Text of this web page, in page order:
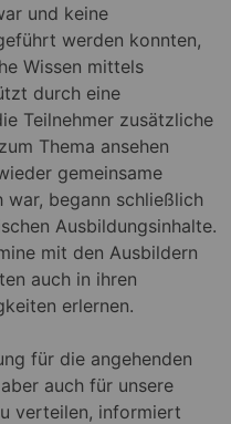
und keine
werden konnten,
Wissen mittels
durch eine
Teilnehmer zusätzliche
Thema ansehen
gemeinsame
begann schließlich
Ausbildungsinhalte.
mit den Ausbildern
auch in ihren
erlernen.
für die angehenden
auch für unsere
verteilen, informiert